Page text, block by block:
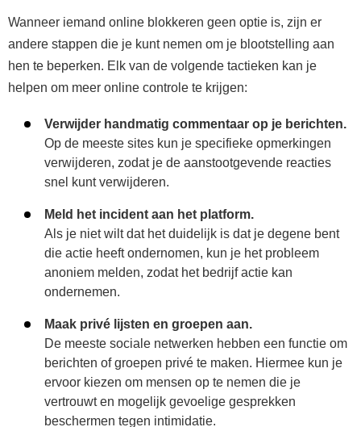
Wanneer iemand online blokkeren geen optie is, zijn er
andere stappen die je kunt nemen om je blootstelling aan
hen te beperken. Elk van de volgende tactieken kan je
helpen om meer online controle te krijgen:
Verwijder handmatig commentaar op je berichten.
Op de meeste sites kun je specifieke opmerkingen
verwijderen, zodat je de aanstootgevende reacties
snel kunt verwijderen.
Meld het incident aan het platform.
Als je niet wilt dat het duidelijk is dat je degene bent
die actie heeft ondernomen, kun je het probleem
anoniem melden, zodat het bedrijf actie kan
ondernemen.
Maak privé lijsten en groepen aan.
De meeste sociale netwerken hebben een functie om
berichten of groepen privé te maken. Hiermee kun je
ervoor kiezen om mensen op te nemen die je
vertrouwt en mogelijk gevoelige gesprekken
beschermen tegen intimidatie.